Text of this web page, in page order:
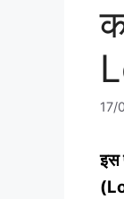
17/
इस
(